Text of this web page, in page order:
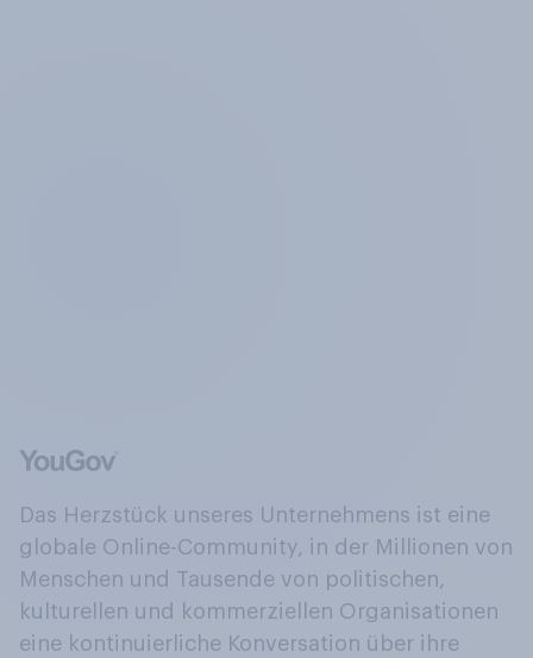
Das Herzstück unseres Unternehmens ist eine
globale Online-Community, in der Millionen von
Menschen und Tausende von politischen,
kulturellen und kommerziellen Organisationen
eine kontinuierliche Konversation über ihre